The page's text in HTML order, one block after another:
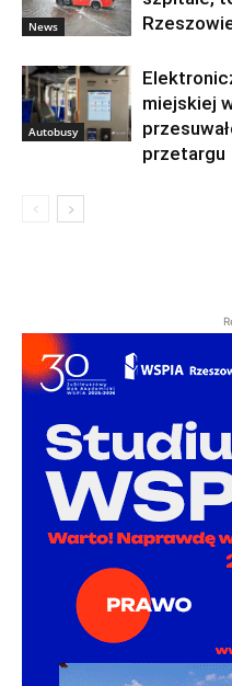
News
Autobusy
miejskiej
przetargu